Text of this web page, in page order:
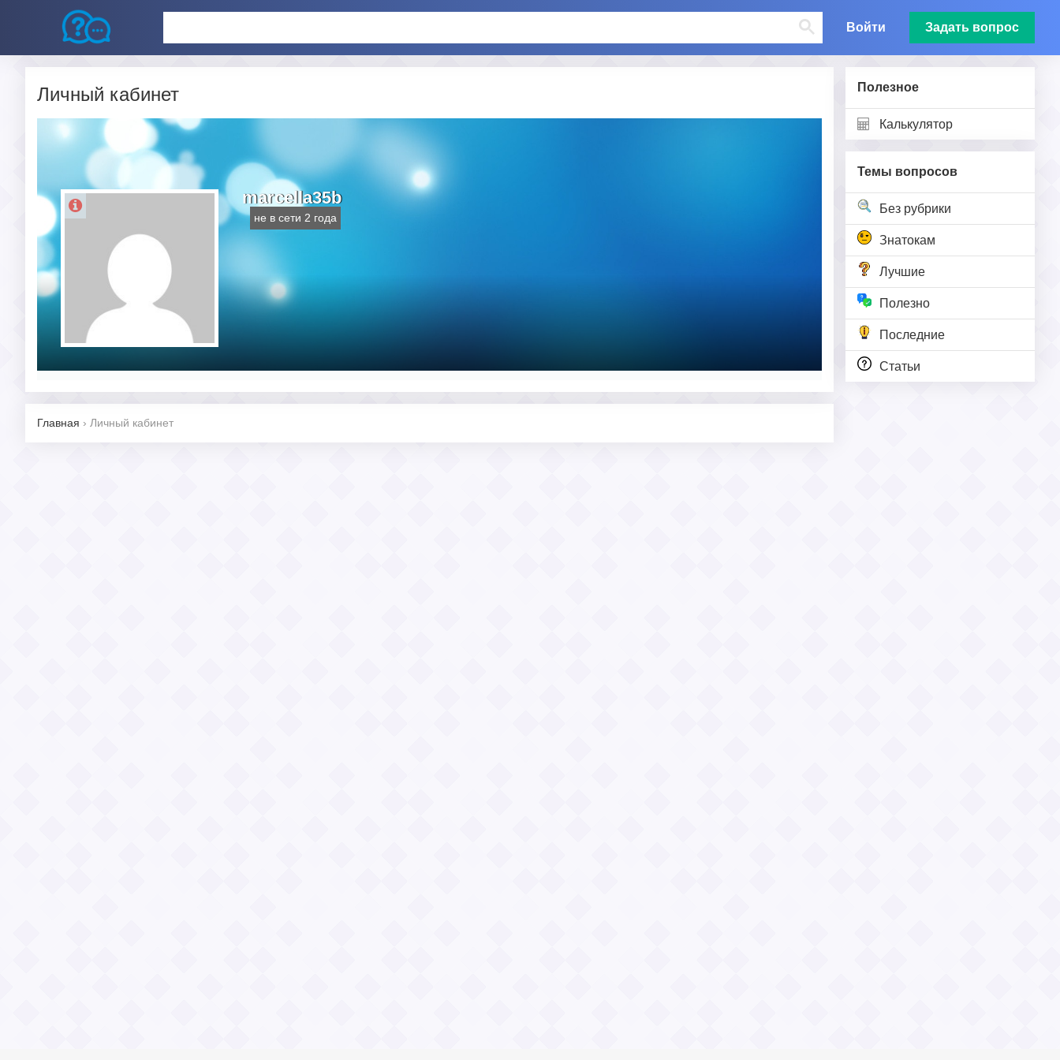
Войти Задать вопрос
Полезное
Калькулятор
Темы вопросов
Без рубрики
Знатокам
Лучшие
Полезно
Последние
Статьи
Личный кабинет
marcella35b
не в сети 2 года
Главная › Личный кабинет